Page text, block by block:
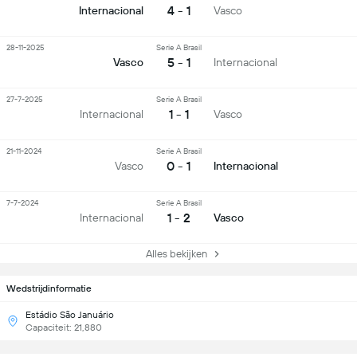
Wedstrijdinformatie
Estádio São Januário
Capaciteit: 21,880
Internacional 4 - 1 Vasco
Vasco
Serie A Brasil
5 - 1 Internacional
28-11-2025
Internacional
Serie A Brasil
1 - 1 Vasco
27-7-2025
Vasco
Serie A Brasil
0 - 1 Internacional
21-11-2024
Internacional
Serie A Brasil
1 - 2 Vasco
7-7-2024
Alles bekijken